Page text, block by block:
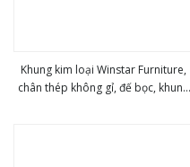
Khung kim loại Winstar Furniture,
chân thép không gỉ, đế bọc, khung